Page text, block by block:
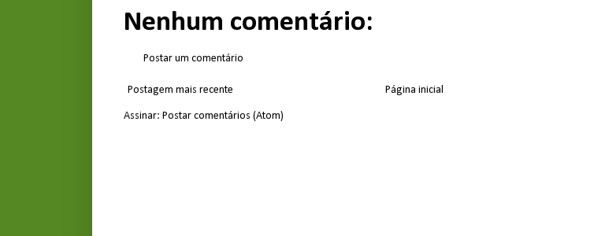
Nenhum comentário:
Postar um comentário
Postagem mais recente Página inicial
Assinar: Postar comentários (Atom)